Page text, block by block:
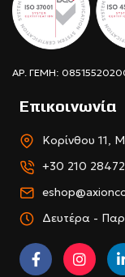
ΑΡ. ΓΕΜΗ:
Επικοινωνία
Κορίνθου 11,
+30 210
Δευτέρα -